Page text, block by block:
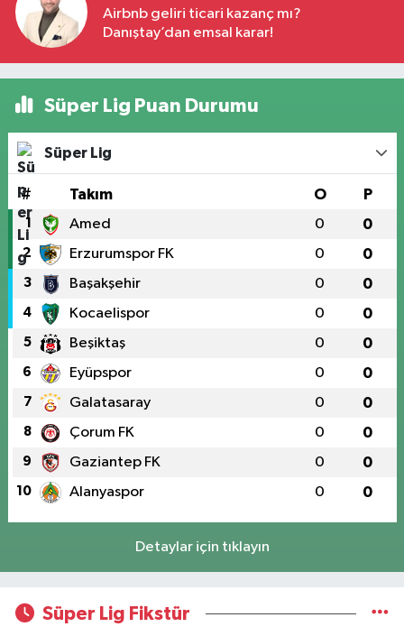
Airbnb geliri ticari kazanç mı?
Danıştay’dan emsal karar!
Süper Lig Puan Durumu
Süper Lig
# Takım O P
1 Amed 0 0
2 Erzurumspor FK 0 0
3 Başakşehir 0 0
4 Kocaelispor 0 0
5 Beşiktaş 0 0
6 Eyüpspor 0 0
7 Galatasaray 0 0
8 Çorum FK 0 0
9 Gaziantep FK 0 0
10 Alanyaspor 0 0
Detaylar için tıklayın
Süper Lig Fikstür